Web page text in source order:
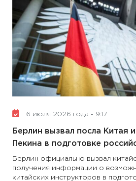
6 июля 2026 года - 9:17
Берлин вызвал посла Китая
Пекина в подготовке
Берлин официально вызвал
получения информации о
китайских инструкторов в